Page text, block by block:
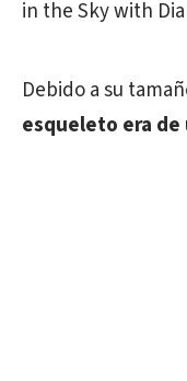
in the Sky with
Debido a su
esqueleto era de